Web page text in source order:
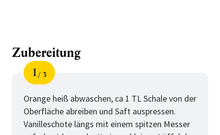
Zubereitung
Schritt
1
von
3
Orange heiß abwaschen, ca 1 TL Schale von der
Oberfläche abreiben und Saft auspressen.
Vanilleschote längs mit einem spitzen Messer